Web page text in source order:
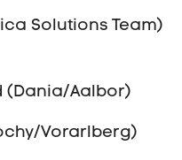
Solutions Team)
(Dania/Aalbor)
Vorarlberg)